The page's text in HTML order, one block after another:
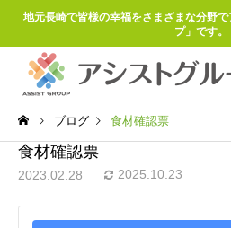
地元長崎で皆様の幸福をさまざまな分野
プ」です。
ブログ 食材確認票
食材確認票
2023.02.28 2025.10.23